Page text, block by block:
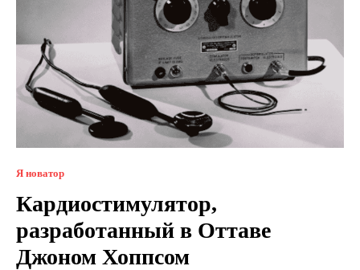
Я новатор
Кардиостимулятор,
разработанный в Оттаве
Джоном Хоппсом